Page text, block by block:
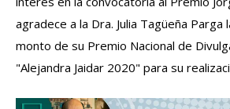
agradece a la Dra. Julia Tagüeña Parga
monto de su Premio Nacional de
"Alejandra Jaidar 2020" para su